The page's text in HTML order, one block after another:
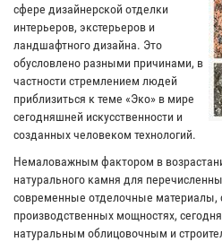
сфере дизайнерской отделки
интерьеров, экстерьеров и
ландшафтного дизайна. Это
обусловлено разными причинами, в
частности стремлением людей
приблизиться к теме «Эко» в мире
сегодняшней искусственности и
созданных человеком технологий.
Немаловажным фактором в
натурального камня для
современные отделочные материалы,
производственных мощностях,
натуральным облицовочным и